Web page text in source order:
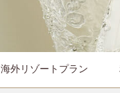
海外リゾートプラン